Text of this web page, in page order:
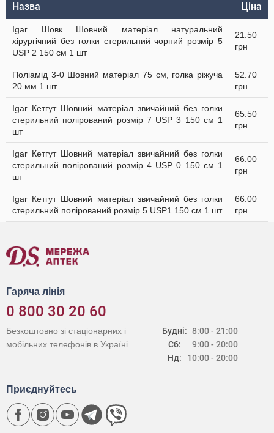
Назва Ціна
Igar Шовк Шовний матеріал натуральний
хірургічний без голки стерильний чорний розмір 5
USP 2 150 см 1 шт
21.50
грн
Поліамід 3-0 Шовний матеріал 75 см, голка ріжуча
20 мм 1 шт
52.70
грн
Igar Кетгут Шовний матеріал звичайний без голки
стерильний полірований розмір 7 USP 3 150 см 1
шт
65.50
грн
Igar Кетгут Шовний матеріал звичайний без голки
стерильний полірований розмір 4 USP 0 150 см 1
шт
66.00
грн
Igar Кетгут Шовний матеріал звичайний без голки
стерильний полірований розмір 5 USP1 150 см 1 шт
66.00
грн
Гаряча лінія
0 800 30 20 60
Будні:
Сб:
Нд:
8:00 - 21:00
9:00 - 20:00
10:00 - 20:00
Безкоштовно зі стаціонарних і
мобільних телефонів в Україні
Приєднуйтесь